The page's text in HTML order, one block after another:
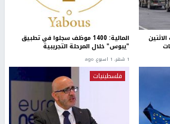
المالية: 1400 موظف سجلوا في تطبيق
"يبوس" خلال المرحلة التجريبية
1 شهر، 1 اسبوع. ago
فلسطينيات